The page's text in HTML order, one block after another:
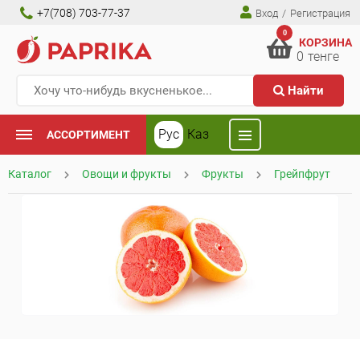
+7(708) 703-77-37 Вход / Регистрация
Найти
0
КОРЗИНА
0 тенге
АССОРТИМЕНТ Рус Каз
Каталог Овощи и фрукты Фрукты Грейпфрут